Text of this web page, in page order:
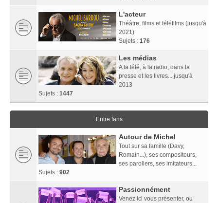
L'acteur
Théâtre, films et téléfilms (jusqu'à
2021)
Sujets : 176
Les médias
A la télé, à la radio, dans la
presse et les livres... jusqu'à
2013
Sujets : 1447
Entre fans
Autour de Michel
Tout sur sa famille (Davy,
Romain...), ses compositeurs,
ses paroliers, ses imitateurs...
Sujets : 902
Passionnément
Venez ici vous présenter, ou